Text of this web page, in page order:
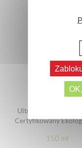
Ultra Opalizujący
Certyfikowany
150 ml